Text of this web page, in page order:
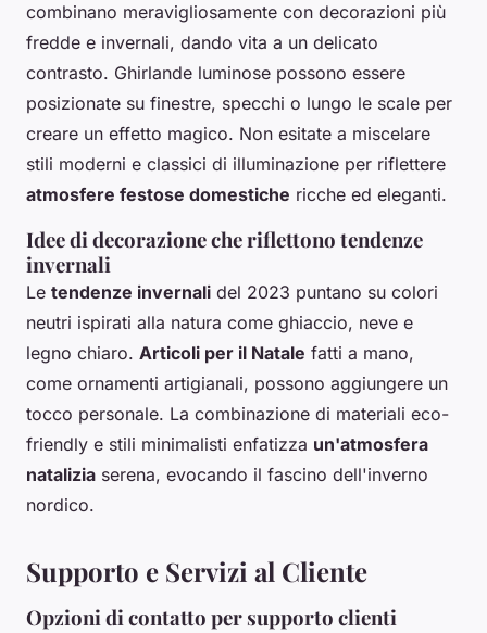
combinano meravigliosamente con decorazioni più
fredde e invernali, dando vita a un delicato
contrasto. Ghirlande luminose possono essere
posizionate su finestre, specchi o lungo le scale per
creare un effetto magico. Non esitate a miscelare
stili moderni e classici di illuminazione per riflettere
atmosfere festose domestiche ricche ed eleganti.
Idee di decorazione che riflettono tendenze
invernali
Le tendenze invernali del 2023 puntano su colori
neutri ispirati alla natura come ghiaccio, neve e
legno chiaro. Articoli per il Natale fatti a mano,
come ornamenti artigianali, possono aggiungere un
tocco personale. La combinazione di materiali eco-
friendly e stili minimalisti enfatizza un'atmosfera
natalizia serena, evocando il fascino dell'inverno
nordico.
Supporto e Servizi al Cliente
Opzioni di contatto per supporto clienti